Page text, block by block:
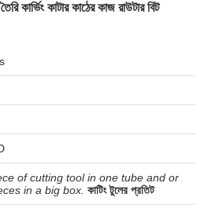
কার্ভিং কাটার কাঠের কাজ রাউটার বিট
of cutting tool in one tube and or
in a big box. কাটিং টুলের প্রতিট